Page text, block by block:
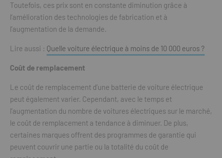
Toutefois, ces prix sont en constante diminution grâce à
l’amélioration des technologies de fabrication et à
l’augmentation de la demande.
Lire aussi : Quelle voiture électrique à moins de 10 000 euros ?
Coût de remplacement
Le coût de remplacement d’une batterie de voiture électrique
peut également varier. Cependant, avec le temps et
l’augmentation du nombre de voitures électriques sur le marché,
le coût de remplacement a tendance à diminuer. De plus,
certaines marques offrent des programmes de garantie qui
peuvent couvrir une partie ou la totalité du coût de